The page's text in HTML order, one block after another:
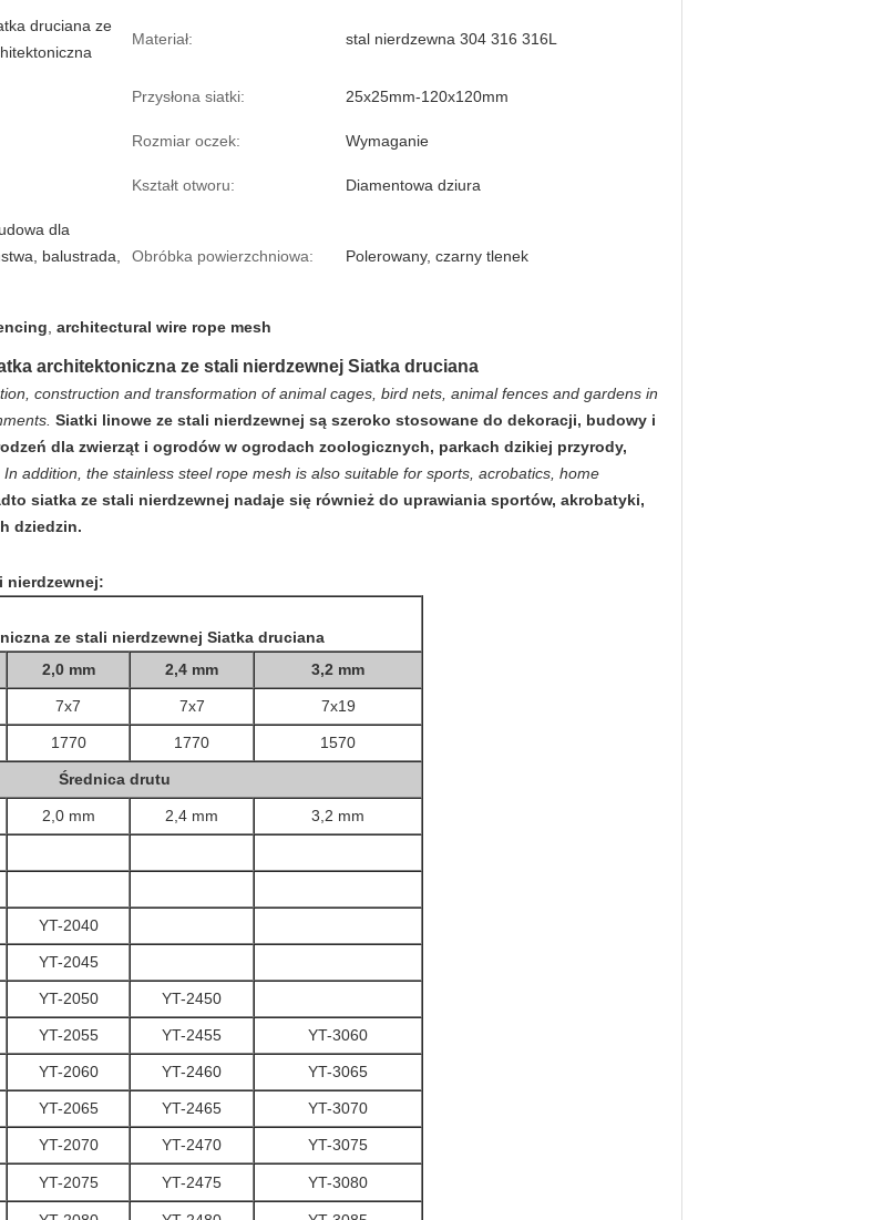
druciana ze
Materiał: stal nierdzewna 304 316 316L
Przysłona siatki: 25x25mm-120x120mm
Rozmiar oczek: Wymaganie
Kształt otworu: Diamentowa dziura
dla
balustrada,
Obróbka powierzchniowa: Polerowany, czarny tlenek
architectural wire rope mesh
architektoniczna ze stali nierdzewnej Siatka druciana
construction and transformation of animal cages, bird nets, animal fences and gardens in
Siatki linowe ze stali nierdzewnej są szeroko stosowane do dekoracji, budowy i
dla zwierząt i ogrodów w ogrodach zoologicznych, parkach dzikiej przyrody,
In addition, the stainless steel rope mesh is also suitable for sports, acrobatics, home
siatka ze stali nierdzewnej nadaje się również do uprawiania sportów, akrobatyki,
dziedzin.
nierdzewnej:
ze stali nierdzewnej Siatka druciana
2,0 mm 2,4 mm 3,2 mm
7x7 7x7 7x19
1770 1770 1570
Średnica drutu
2,0 mm 2,4 mm 3,2 mm
YT-2040
YT-2045
YT-2050 YT-2450
YT-2055 YT-2455 YT-3060
YT-2060 YT-2460 YT-3065
YT-2065 YT-2465 YT-3070
YT-2070 YT-2470 YT-3075
YT-2075 YT-2475 YT-3080